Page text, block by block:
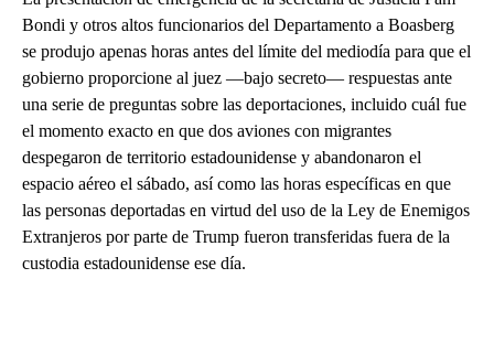
Bondi y otros altos funcionarios del Departamento a Boasberg
se produjo apenas horas antes del límite del mediodía para que el
gobierno proporcione al juez —bajo secreto— respuestas ante
una serie de preguntas sobre las deportaciones, incluido cuál fue
el momento exacto en que dos aviones con migrantes
despegaron de territorio estadounidense y abandonaron el
espacio aéreo el sábado, así como las horas específicas en que
las personas deportadas en virtud del uso de la Ley de Enemigos
Extranjeros por parte de Trump fueron transferidas fuera de la
custodia estadounidense ese día.